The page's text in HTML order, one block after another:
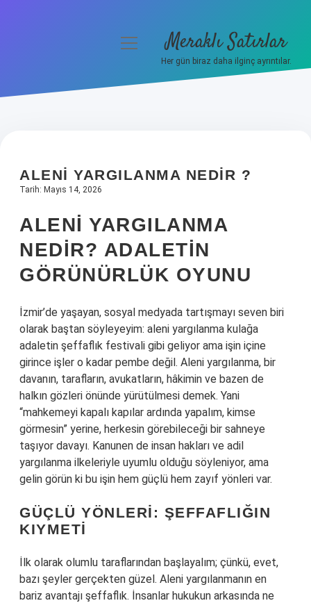
Hakkımızda
menüyü
Meraklı Satırlar
Her gün biraz daha ilginç ayrıntılar.
ALENI YARGILANMA NEDIR ?
Tarih: Mayıs 14, 2026
ALENI YARGILANMA
NEDIR? ADALETIN
GÖRÜNÜRLÜK OYUNU
İzmir’de yaşayan, sosyal medyada tartışmayı seven biri
olarak baştan söyleyeyim: aleni yargılanma kulağa
adaletin şeffaflık festivali gibi geliyor ama işin içine
girince işler o kadar pembe değil. Aleni yargılanma, bir
davanın, tarafların, avukatların, hâkimin ve bazen de
halkın gözleri önünde yürütülmesi demek. Yani
“mahkemeyi kapalı kapılar ardında yapalım, kimse
görmesin” yerine, herkesin görebileceği bir sahneye
taşıyor davayı. Kanunen de insan hakları ve adil
yargılanma ilkeleriyle uyumlu olduğu söyleniyor, ama
gelin görün ki bu işin hem güçlü hem zayıf yönleri var.
GÜÇLÜ YÖNLERI: ŞEFFAFLIĞIN
KIYMETI
İlk olarak olumlu taraflarından başlayalım; çünkü, evet,
bazı şeyler gerçekten güzel. Aleni yargılanmanın en
bariz avantajı şeffaflık. İnsanlar hukukun arkasında ne